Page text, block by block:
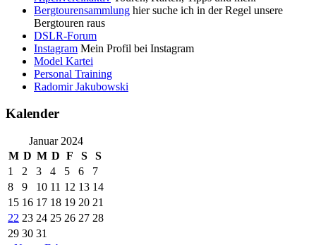
Bergtourensammlung hier suche ich in der Regel unsere
Bergtouren raus
DSLR-Forum
Instagram Mein Profil bei Instagram
Model Kartei
Personal Training
Radomir Jakubowski
Kalender
Januar 2024
M D M D F S
S
1
2 3 4 5 6
7
8
9 10 11 12 13 14
15 16 17 18 19 20 21
22 23 24 25 26 27 28
29 30 31